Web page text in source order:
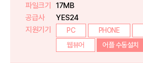
파일크기
17MB
공급사
YES24
지원기기
PC PHONE
웹뷰어
어플 수동설치